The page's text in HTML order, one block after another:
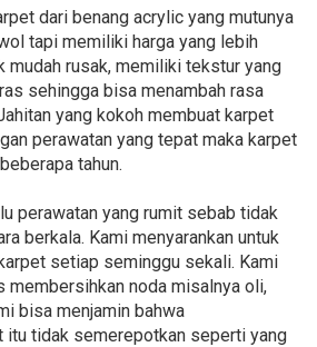
dari benang acrylic yang mutunya
tapi memiliki harga yang lebih
mudah rusak, memiliki tekstur yang
sehingga bisa menambah rasa
yang kokoh membuat karpet
perawatan yang tepat maka karpet
tahun.
perawatan yang rumit sebab tidak
berkala. Kami menyarankan untuk
setiap seminggu sekali. Kami
membersihkan noda misalnya oli,
bisa menjamin bahwa
itu tidak semerepotkan seperti yang